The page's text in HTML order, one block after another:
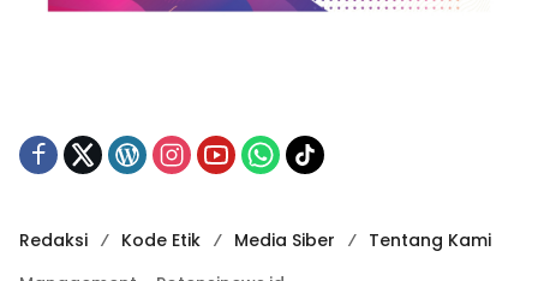
Redaksi Kode Etik Media Siber
Tentang Kami